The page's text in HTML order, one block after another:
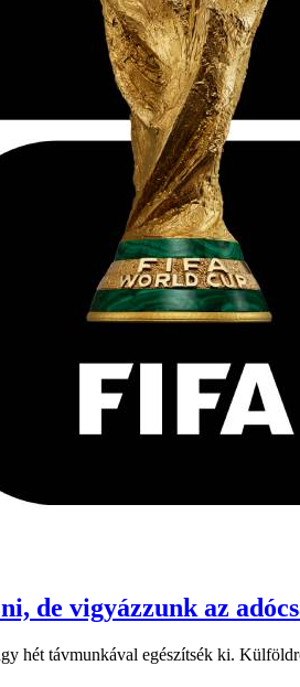
de vigyázzunk az
hét távmunkával egészítsék ki.